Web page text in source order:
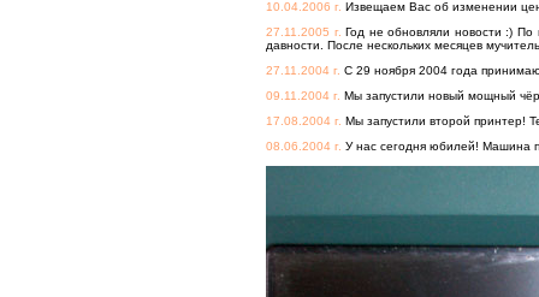
10.04.2006 г. Извещаем Вас об изменении
27.11.2005 г. Год не обновляли новости :) По
давности. После нескольких месяцев
27.11.2004 г. С 29 ноября 2004 года
09.11.2004 г. Мы запустили новый мощный
17.08.2004 г. Мы запустили второй принтер!
08.06.2004 г. У нас сегодня юбилей! Машина